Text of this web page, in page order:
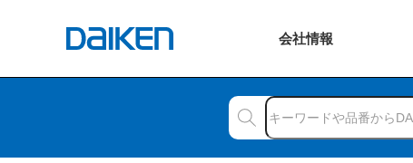
会社情報